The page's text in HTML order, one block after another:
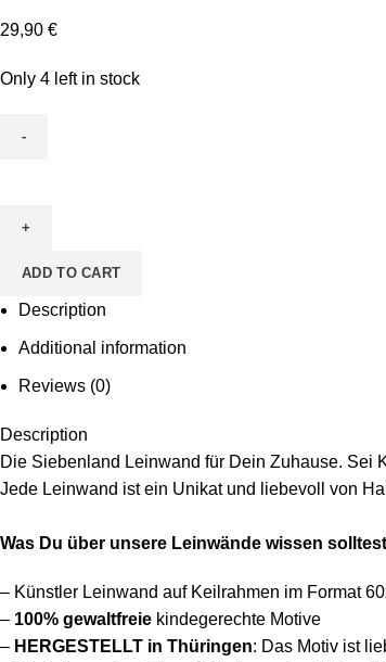
29,90 €
Only 4 left in stock
Ausmalen
Motiv
Toni
ADD TO CART
Description
Additional information
Reviews (0)
Description
Die Siebenland Leinwand für Dein Zuhause. Sei
Jede Leinwand ist ein Unikat und liebevoll von
Was Du über unsere Leinwände wissen
– Künstler Leinwand auf Keilrahmen im Format
– 100% gewaltfreie kindegerechte Motive
– HERGESTELLT in Thüringen: Das Motiv ist